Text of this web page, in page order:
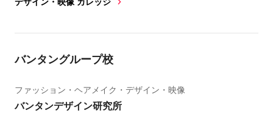
バンタングループ校
ファッション・ヘアメイク・デザイン・映像
バンタンデザイン研究所